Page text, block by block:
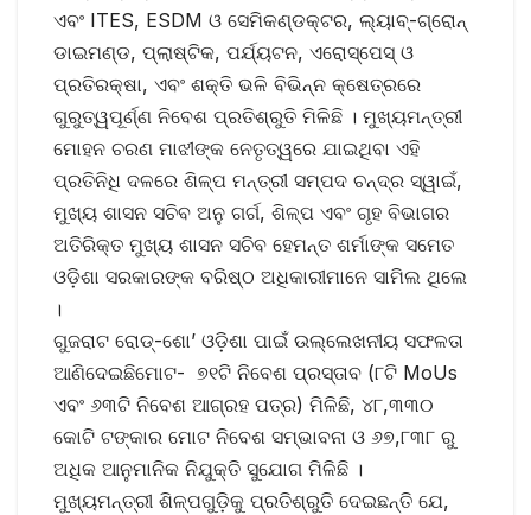
ଏବଂ ITES, ESDM ଓ ସେମିକଣ୍ଡକ୍ଟର, ଲ୍ୟାବ୍-ଗ୍ରୋନ୍
ଡାଇମଣ୍ଡ, ପ୍ଲାଷ୍ଟିକ, ପର୍ଯ୍ୟଟନ, ଏରୋସ୍ପେସ୍ ଓ
ପ୍ରତିରକ୍ଷା, ଏବଂ ଶକ୍ତି ଭଳି ବିଭିନ୍ନ କ୍ଷେତ୍ରରେ
ଗୁରୁତ୍ୱପୂର୍ଣ୍ଣ ନିବେଶ ପ୍ରତିଶ୍ରୁତି ମିଳିଛି । ମୁଖ୍ୟମନ୍ତ୍ରୀ
ମୋହନ ଚରଣ ମାଝୀଙ୍କ ନେତୃତ୍ୱରେ ଯାଇଥିବା ଏହି
ପ୍ରତିନିଧି ଦଳରେ ଶିଳ୍ପ ମନ୍ତ୍ରୀ ସମ୍ପଦ ଚନ୍ଦ୍ର ସ୍ୱାଇଁ,
ମୁଖ୍ୟ ଶାସନ ସଚିବ ଅନୁ ଗର୍ଗ, ଶିଳ୍ପ ଏବଂ ଗୃହ ବିଭାଗର
ଅତିରିକ୍ତ ମୁଖ୍ୟ ଶାସନ ସଚିବ ହେମନ୍ତ ଶର୍ମାଙ୍କ ସମେତ
ଓଡ଼ିଶା ସରକାରଙ୍କ ବରିଷ୍ଠ ଅଧିକାରୀମାନେ ସାମିଲ ଥିଲେ
।
ଗୁଜରାଟ ରୋଡ୍-ଶୋ’ ଓଡ଼ିଶା ପାଇଁ ଉଲ୍ଲେଖନୀୟ ସଫଳତା
ଆଣିଦେଇଛିମୋଟ- ୭୧ଟି ନିବେଶ ପ୍ରସ୍ତାବ (୮ଟି MoUs
ଏବଂ ୬୩ଟି ନିବେଶ ଆଗ୍ରହ ପତ୍ର) ମିଳିଛି, ୪୮,୩୩୦
କୋଟି ଟଙ୍କାର ମୋଟ ନିବେଶ ସମ୍ଭାବନା ଓ ୬୭,୮୩୮ ରୁ
ଅଧିକ ଆନୁମାନିକ ନିଯୁକ୍ତି ସୁଯୋଗ ମିଳିଛି ।
ମୁଖ୍ୟମନ୍ତ୍ରୀ ଶିଳ୍ପଗୁଡ଼ିକୁ ପ୍ରତିଶ୍ରୁତି ଦେଇଛନ୍ତି ଯେ,